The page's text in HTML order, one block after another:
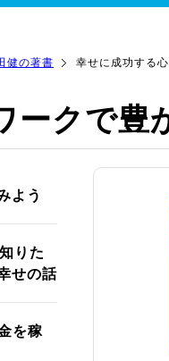
健の著書 幸せに成功する
ークで豊
よう
りた
せの話
を稼